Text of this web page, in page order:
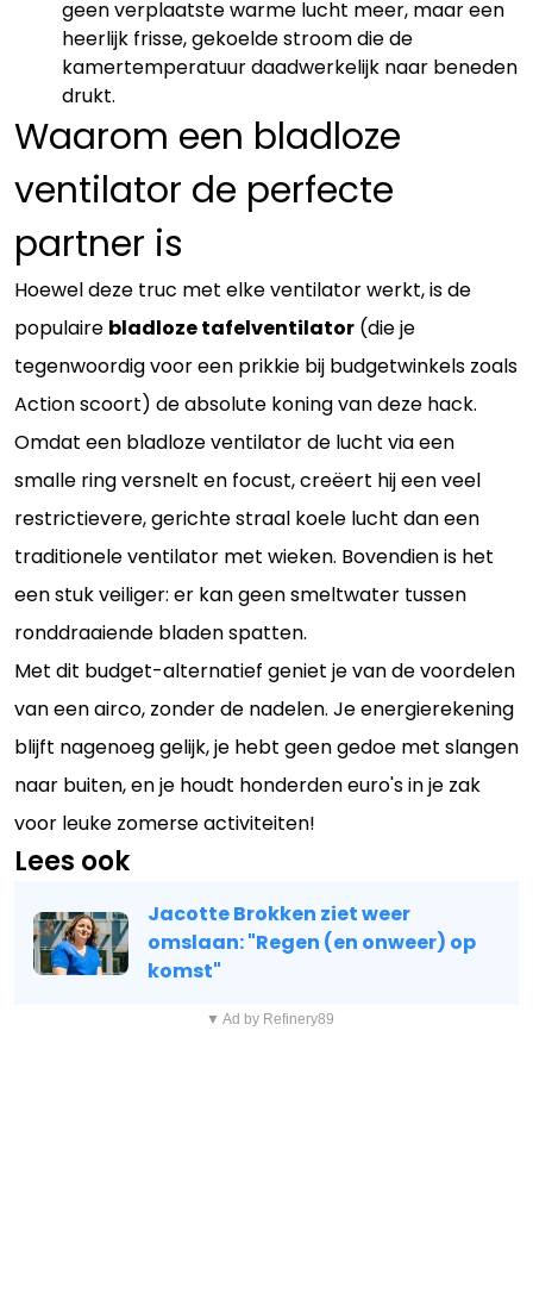
geen verplaatste warme lucht meer, maar een
heerlijk frisse, gekoelde stroom die de
kamertemperatuur daadwerkelijk naar beneden
drukt.
Waarom een bladloze
ventilator de perfecte
partner is
Hoewel deze truc met elke ventilator werkt, is de
populaire bladloze tafelventilator (die je
tegenwoordig voor een prikkie bij budgetwinkels zoals
Action scoort) de absolute koning van deze hack.
Omdat een bladloze ventilator de lucht via een
smalle ring versnelt en focust, creëert hij een veel
restrictievere, gerichte straal koele lucht dan een
traditionele ventilator met wieken. Bovendien is het
een stuk veiliger: er kan geen smeltwater tussen
ronddraaiende bladen spatten.
Met dit budget-alternatief geniet je van de voordelen
van een airco, zonder de nadelen. Je energierekening
blijft nagenoeg gelijk, je hebt geen gedoe met slangen
naar buiten, en je houdt honderden euro's in je zak
voor leuke zomerse activiteiten!
Lees ook
Jacotte Brokken ziet weer
omslaan: "Regen (en onweer) op
komst"
▼ Ad by Refinery89